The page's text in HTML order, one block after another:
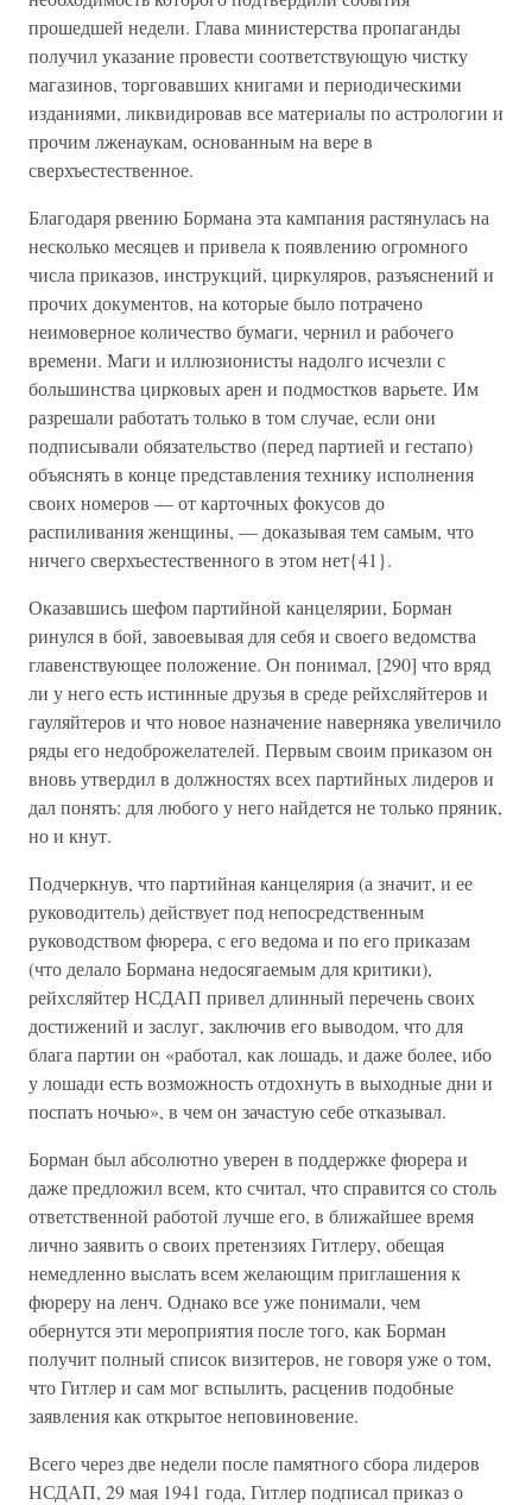
прошедшей недели. Глава министерства пропаганды
получил указание провести соответствующую чистку
магазинов, торговавших книгами и периодическими
изданиями, ликвидировав все материалы по астрологии и
прочим лженаукам, основанным на вере в
сверхъестественное.
Благодаря рвению Бормана эта кампания растянулась на
несколько месяцев и привела к появлению огромного
числа приказов, инструкций, циркуляров, разъяснений и
прочих документов, на которые было потрачено
неимоверное количество бумаги, чернил и рабочего
времени. Маги и иллюзионисты надолго исчезли с
большинства цирковых арен и подмостков варьете. Им
разрешали работать только в том случае, если они
подписывали обязательство (перед партией и гестапо)
объяснять в конце представления технику исполнения
своих номеров — от карточных фокусов до
распиливания женщины, — доказывая тем самым, что
ничего сверхъестественного в этом нет{41}.
Оказавшись шефом партийной канцелярии, Борман
ринулся в бой, завоевывая для себя и своего ведомства
главенствующее положение. Он понимал, [290] что вряд
ли у него есть истинные друзья в среде рейхсляйтеров и
гауляйтеров и что новое назначение наверняка увеличило
ряды его недоброжелателей. Первым своим приказом он
вновь утвердил в должностях всех партийных лидеров и
дал понять: для любого у него найдется не только пряник,
но и кнут.
Подчеркнув, что партийная канцелярия (а значит, и ее
руководитель) действует под непосредственным
руководством фюрера, с его ведома и по его приказам
(что делало Бормана недосягаемым для критики),
рейхсляйтер НСДАП привел длинный перечень своих
достижений и заслуг, заключив его выводом, что для
блага партии он «работал, как лошадь, и даже более, ибо
у лошади есть возможность отдохнуть в выходные дни и
поспать ночью», в чем он зачастую себе отказывал.
Борман был абсолютно уверен в поддержке фюрера и
даже предложил всем, кто считал, что справится со столь
ответственной работой лучше его, в ближайшее время
лично заявить о своих претензиях Гитлеру, обещая
немедленно выслать всем желающим приглашения к
фюреру на ленч. Однако все уже понимали, чем
обернутся эти мероприятия после того, как Борман
получит полный список визитеров, не говоря уже о том,
что Гитлер и сам мог вспылить, расценив подобные
заявления как открытое неповиновение.
Всего через две недели после памятного сбора лидеров
НСДАП, 29 мая 1941 года, Гитлер подписал приказ о